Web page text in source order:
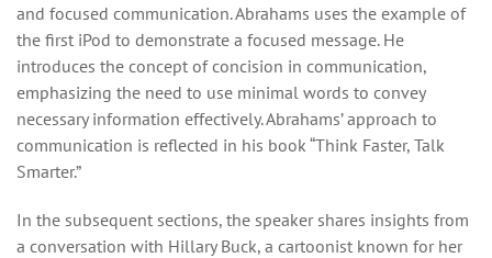
and focused communication. Abrahams uses the example of
the first iPod to demonstrate a focused message. He
introduces the concept of concision in communication,
emphasizing the need to use minimal words to convey
necessary information effectively. Abrahams’ approach to
communication is reflected in his book “Think Faster, Talk
Smarter.”
In the subsequent sections, the speaker shares insights from
a conversation with Hillary Buck, a cartoonist known for her